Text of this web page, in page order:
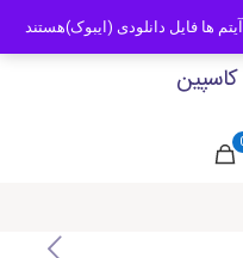
09121466294
کاسپین